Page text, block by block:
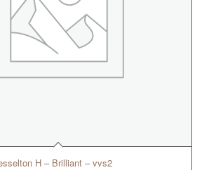
H – Brilliant – vvs2